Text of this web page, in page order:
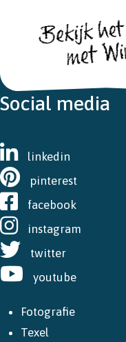
Social media
linkedin
pinterest
facebook
instagram
twitter
youtube
Fotografie
Texel